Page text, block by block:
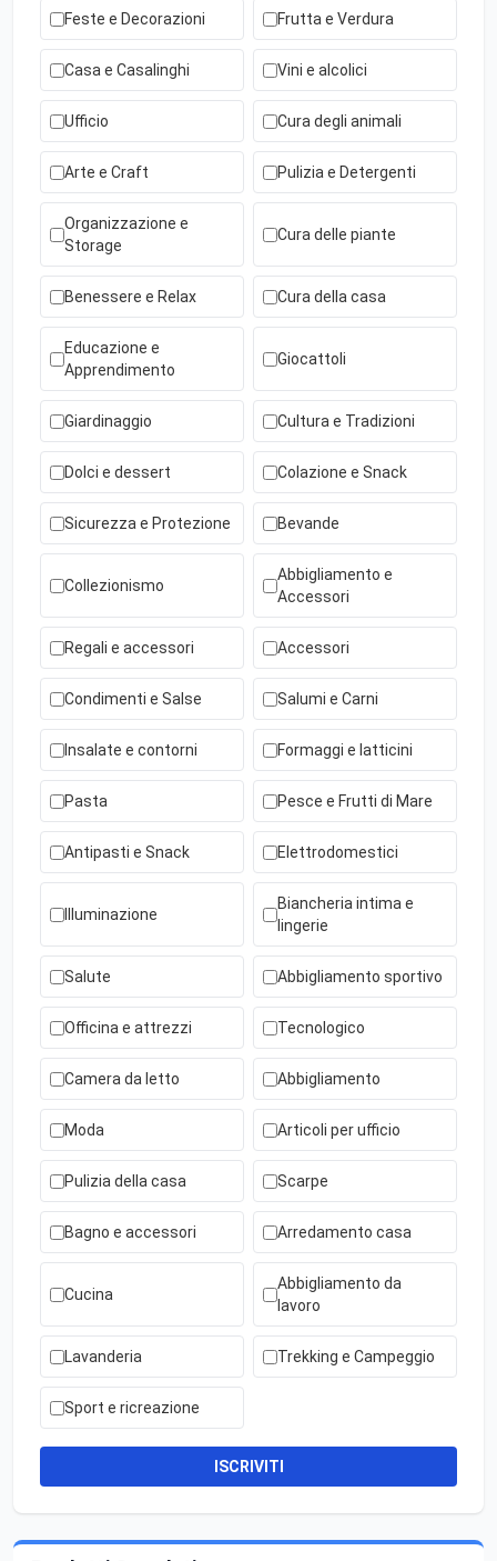
Feste e Decorazioni Frutta e Verdura
Casa e Casalinghi Vini e alcolici
Ufficio Cura degli animali
Arte e Craft Pulizia e Detergenti
Organizzazione e
Storage
Cura delle piante
Benessere e Relax Cura della casa
Educazione e
Apprendimento
Giocattoli
Giardinaggio Cultura e Tradizioni
Dolci e dessert Colazione e Snack
Sicurezza e Protezione Bevande
Collezionismo
Abbigliamento e
Accessori
Regali e accessori Accessori
Condimenti e Salse Salumi e Carni
Insalate e contorni Formaggi e latticini
Pasta Pesce e Frutti di Mare
Antipasti e Snack Elettrodomestici
Illuminazione
Biancheria intima e
lingerie
Salute Abbigliamento sportivo
Officina e attrezzi Tecnologico
Camera da letto Abbigliamento
Moda Articoli per ufficio
Pulizia della casa Scarpe
Bagno e accessori Arredamento casa
Cucina
Abbigliamento da
lavoro
Lavanderia Trekking e Campeggio
Sport e ricreazione
ISCRIVITI